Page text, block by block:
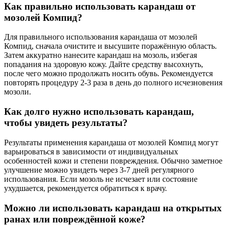
Как правильно использовать карандаш от
мозолей Компид?
Для правильного использования карандаша от мозолей
Компид, сначала очистите и высушите поражённую область.
Затем аккуратно нанесите карандаш на мозоль, избегая
попадания на здоровую кожу. Дайте средству высохнуть,
после чего можно продолжать носить обувь. Рекомендуется
повторять процедуру 2-3 раза в день до полного исчезновения
мозоли.
Как долго нужно использовать карандаш,
чтобы увидеть результаты?
Результаты применения карандаша от мозолей Компид могут
варьироваться в зависимости от индивидуальных
особенностей кожи и степени повреждения. Обычно заметное
улучшение можно увидеть через 3-7 дней регулярного
использования. Если мозоль не исчезает или состояние
ухудшается, рекомендуется обратиться к врачу.
Можно ли использовать карандаш на открытых
ранах или повреждённой коже?